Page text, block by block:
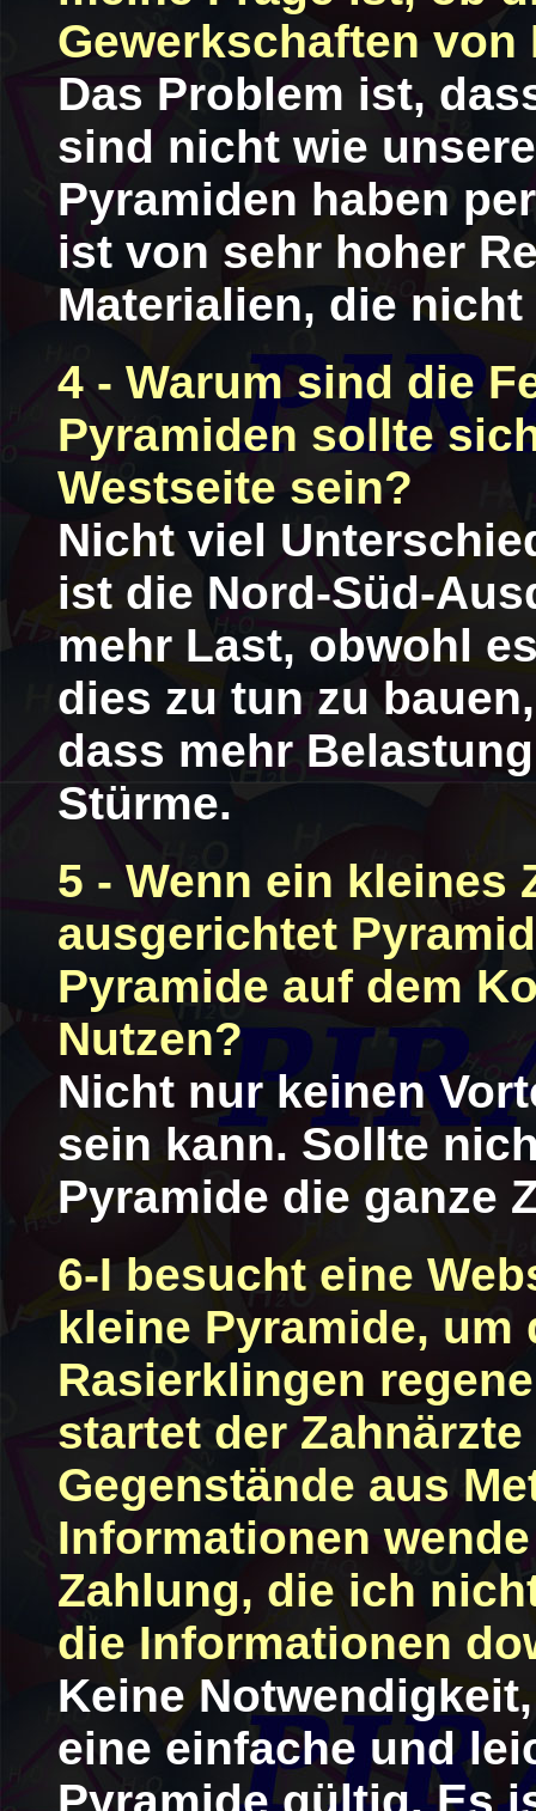
Gewerkschaften
Das Problem ist,
sind nicht wie
Pyramiden haben
ist von sehr hoher
Materialien, die
4 - Warum sind die
Pyramiden sollte
Westseite sein?
Nicht viel
ist die Nord-Süd-
mehr Last, obwohl
dies zu tun zu
dass mehr
Stürme.
5 - Wenn ein kleines
ausgerichtet
Pyramide auf dem
Nutzen?
Nicht nur keinen
sein kann. Sollte
Pyramide die ganze
6-I besucht eine
kleine Pyramide, um
Rasierklingen
startet der
Gegenstände aus
Informationen
Zahlung, die ich
die Informationen
Keine
eine einfache und